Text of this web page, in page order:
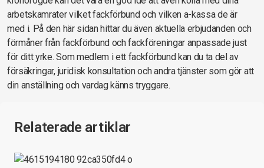
arbetskamrater vilket fackförbund och vilken a-kassa de är
med i. På den här sidan hittar du även aktuella erbjudanden och
förmåner från fackförbund och fackföreningar anpassade just
för ditt yrke. Som medlem i ett fackförbund kan du ta del av
försäkringar, juridisk konsultation och andra tjänster som gör att
din anställning och vardag känns tryggare.
Relaterade artiklar